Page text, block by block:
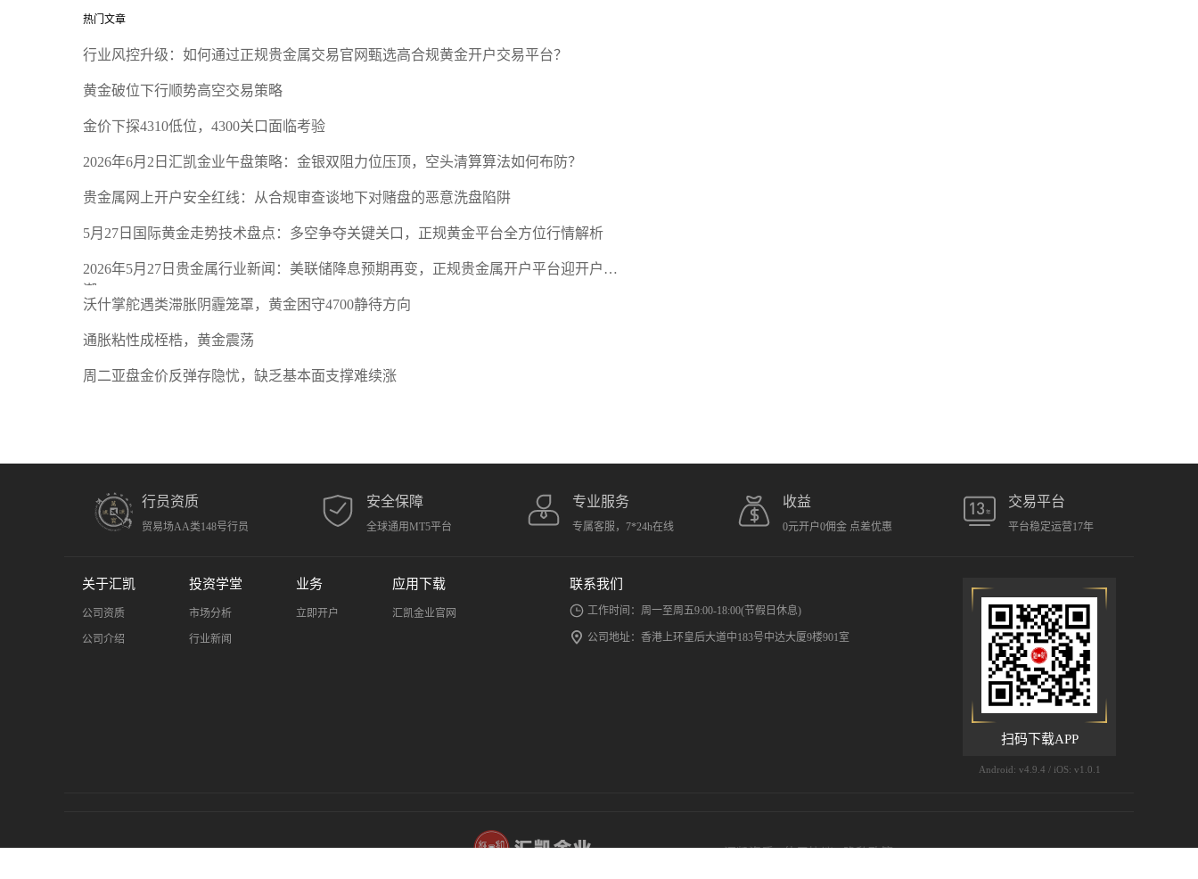
热门文章
行业风控升级：如何通过正规贵金属交易官网甄选高合规黄金开户交易平台？
黄金破位下行顺势高空交易策略
金价下探4310低位，4300关口面临考验
2026年6月2日汇凯金业午盘策略：金银双阻力位压顶，空头清算算法如何布防？
贵金属网上开户安全红线：从合规审查谈地下对赌盘的恶意洗盘陷阱
5月27日国际黄金走势技术盘点：多空争夺关键关口，正规黄金平台全方位行情解析
2026年5月27日贵金属行业新闻：美联储降息预期再变，正规贵金属开户平台迎开户热
潮
沃什掌舵遇类滞胀阴霾笼罩，黄金困守4700静待方向
通胀粘性成桎梏，黄金震荡
周二亚盘金价反弹存隐忧，缺乏基本面支撑难续涨
行员资质
贸易场AA类148号行员
安全保障
全球通用MT5平台
专业服务
专属客服，7*24h在线
收益
0元开户0佣金 点差优惠
交易平台
平台稳定运营17年
关于汇凯
公司资质
公司介绍
投资学堂
市场分析
行业新闻
业务
立即开户
应用下载
汇凯金业官网
联系我们
工作时间：周一至周五9:00-18:00(节假日休息)
公司地址：香港上环皇后大道中183号中达大厦9楼901室
扫码下载APP
Android: v4.9.4 / iOS: v1.0.1